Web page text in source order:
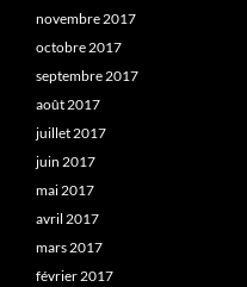
novembre 2017
octobre 2017
septembre 2017
août 2017
juillet 2017
juin 2017
mai 2017
avril 2017
mars 2017
février 2017